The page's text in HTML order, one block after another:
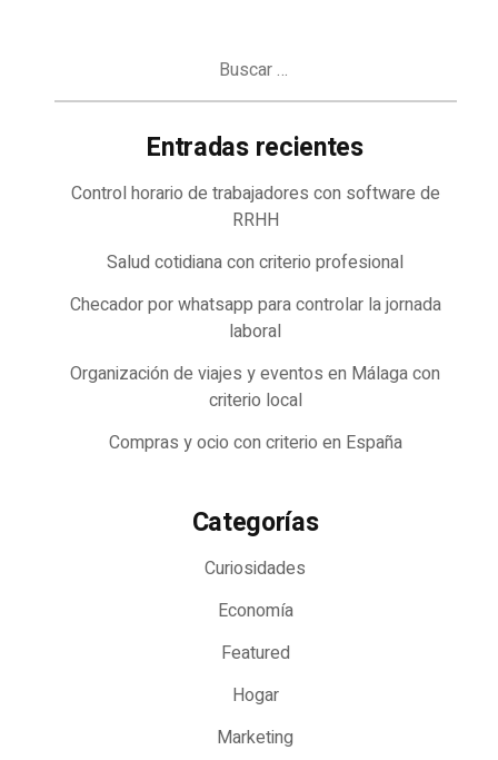
Entradas recientes
Control horario de trabajadores con software de
RRHH
Salud cotidiana con criterio profesional
Checador por whatsapp para controlar la jornada
laboral
Organización de viajes y eventos en Málaga con
criterio local
Compras y ocio con criterio en España
Categorías
Curiosidades
Economía
Featured
Hogar
Marketing